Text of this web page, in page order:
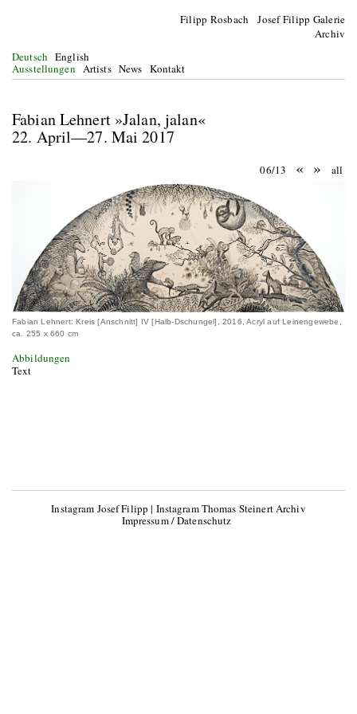
Filipp Rosbach Josef Filipp Galerie
Archiv
Deutsch English
Ausstellungen Artists News Kontakt
Fabian Lehnert »Jalan, jalan«
22. April—27. Mai 2017
06/13 « » all
Fabian Lehnert: Kreis [Anschnitt] IV [Halb-Dschungel], 2016, Acryl auf Leinengewebe,
ca. 255 x 660 cm
Abbildungen
Text
Instagram Josef Filipp | Instagram Thomas Steinert Archiv
Impressum / Datenschutz